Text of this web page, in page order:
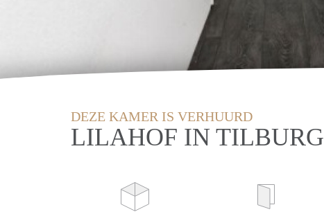
DEZE KAMER IS VERHUURD
LILAHOF IN TILBURG